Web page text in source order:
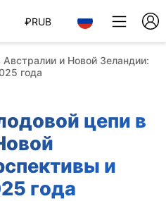
₽RUB
и Новой Зеландии:
года
цепи в
и
года